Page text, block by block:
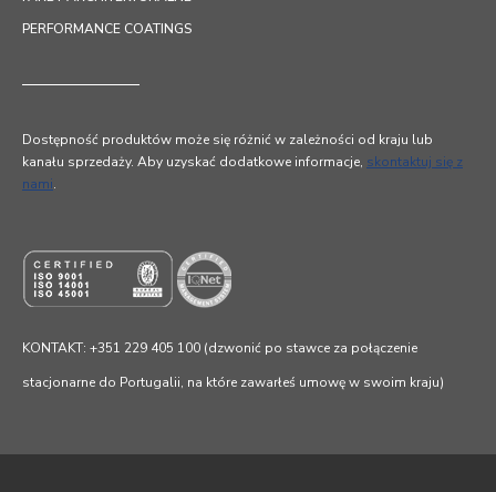
PERFORMANCE COATINGS
Dostępność produktów może się różnić w zależności od kraju lub
kanału sprzedaży. Aby uzyskać dodatkowe informacje, skontaktuj się z
nami.
KONTAKT: +351 229 405 100 (dzwonić po stawce za połączenie
stacjonarne do Portugalii, na które zawarłeś umowę w swoim kraju)